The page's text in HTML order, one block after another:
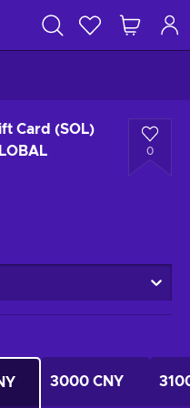
Card (SOL)
0
3000 CNY